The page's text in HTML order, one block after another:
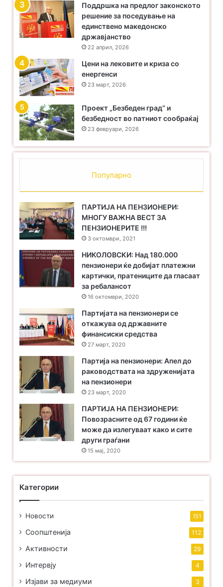
Поддршка на предлог законското
решение за поседување на
единствено македонско
државјанство
22 април, 2026
Цени на лековите и криза со
енергенси
23 март, 2026
Проект „Безбеден град“ и
безбедност во патниот сообраќај
23 февруари, 2026
Популарно
ПАРТИЈА НА ПЕНЗИОНЕРИ:
МНОГУ ВАЖНА ВЕСТ ЗА
ПЕНЗИОНЕРИТЕ !!!
3 октомври, 2021
НИКОЛОВСКИ: Над 180.000
пензионери ќе добијат платежни
картички, пратениците да гласаат
за ребалансот
16 октомври, 2020
Партијата на пензионери се
откажува од државните
финансиски средства
27 март, 2020
Партија на пензионери: Апел до
раководствата на здруженијата
на пензионери
23 март, 2020
ПАРТИЈА НА ПЕНЗИОНЕРИ:
Повозрасните од 67 години ќе
може да излегуваат како и сите
други граѓани
15 мај, 2020
Категории
Новости 151
Соопштенија 112
Активности 29
Интервју 4
Изјави за медиуми 3